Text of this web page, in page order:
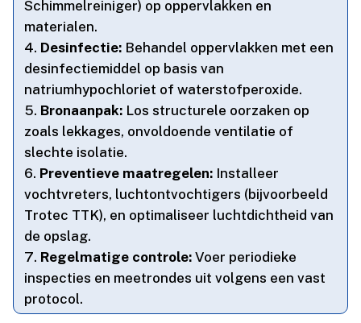
Schimmelreiniger) op oppervlakken en
materialen.​
Desinfectie: Behandel oppervlakken met een
desinfectiemiddel op basis van
natriumhypochloriet of waterstofperoxide.​
Bronaanpak: Los structurele oorzaken op
zoals lekkages, onvoldoende ventilatie of
slechte isolatie.​
Preventieve maatregelen: Installeer
vochtvreters, luchtontvochtigers (bijvoorbeeld
Trotec TTK), en optimaliseer luchtdichtheid van
de opslag.​
Regelmatige controle: Voer periodieke
inspecties en meetrondes uit volgens een vast
protocol.​